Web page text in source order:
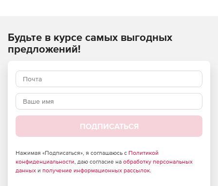
Astra Linux Special Edition основана на новой пакетной
базе Debian 10, имеет полную поддержку контейнерной
изоляции и защиты контейнеров и использует
расширенный репозиторий с более 20 000 пакетами для
Будьте в курсе самых выгодных
предложений!
ПОДПИСАТЬСЯ
Нажимая «Подписаться», я соглашаюсь с Политикой
конфиденциальности, даю согласие на обработку персональных
данных и получение информационных рассылок.